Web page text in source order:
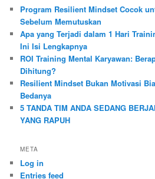
Program Resilient Mindset Cocok
Sebelum Memutuskan
Apa yang Terjadi dalam 1 Hari
Ini Isi Lengkapnya
ROI Training Mental Karyawan:
Dihitung?
Resilient Mindset Bukan Motivasi
Bedanya
5 TANDA TIM ANDA SEDANG
YANG RAPUH
META
Log in
Entries feed